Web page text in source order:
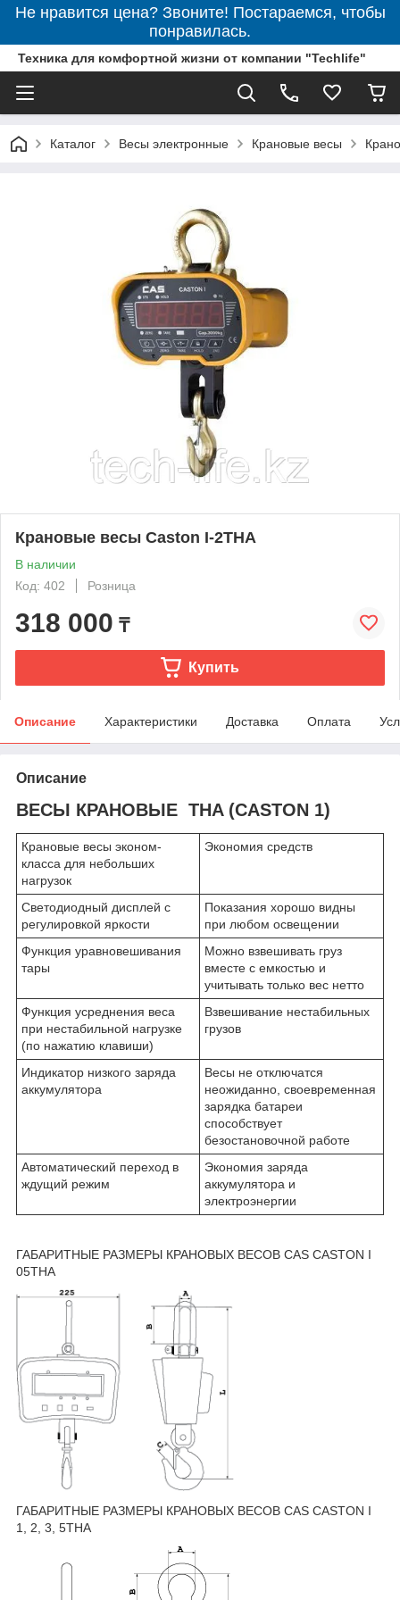
Не нравится цена? Звоните! Постараемся, чтобы
понравилась.
Техника для комфортной жизни от компании "Techlife"
Каталог Весы электронные Крановые весы
Крановые весы Caston I-2THA
В наличии
Код: 402
Розница
318 000 ₸
Купить
Описание Характеристики Доставка Оплата
Описание
ВЕСЫ КРАНОВЫЕ THA (CASTON 1)
Крановые весы эконом-
класса для небольших
нагрузок
Экономия средств
Светодиодный дисплей с
регулировкой яркости
Показания хорошо видны
при любом освещении
Функция уравновешивания
тары
Можно взвешивать груз
вместе с емкостью и
учитывать только вес нетто
Функция усреднения веса
при нестабильной нагрузке
(по нажатию клавиши)
Взвешивание нестабильных
грузов
Индикатор низкого заряда
аккумулятора
Весы не отключатся
неожиданно, своевременная
зарядка батареи
способствует
безостановочной работе
Автоматический переход в
ждущий режим
Экономия заряда
аккумулятора и
электроэнергии
ГАБАРИТНЫЕ РАЗМЕРЫ КРАНОВЫХ ВЕСОВ CAS CASTON I
05THA
ГАБАРИТНЫЕ РАЗМЕРЫ КРАНОВЫХ ВЕСОВ CAS CASTON I
1, 2, 3, 5THA